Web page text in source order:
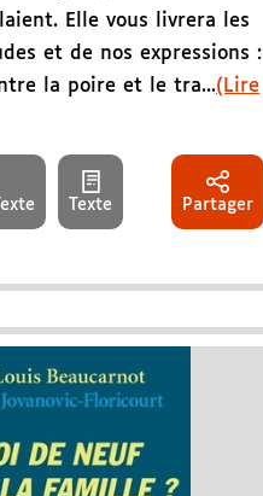
Elle vous livrera les
et de nos expressions :
la poire et le tra...(Lire
Texte Partager